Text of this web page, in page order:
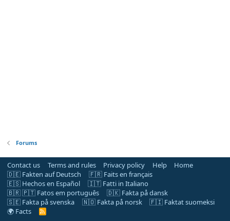
Forums
Contact us Terms and rules Privacy policy Help
Home
🇩🇪 Fakten auf Deutsch
🇫🇷 Faits en français
🇪🇸 Hechos en Español
🇮🇹 Fatti in Italiano
🇧🇷 🇵🇹 Fatos em português
🇩🇰 Fakta på dansk
🇸🇪 Fakta på svenska
🇳🇴 Fakta på norsk
🇫🇮 Faktat suomeksi
🌍 Facts
R